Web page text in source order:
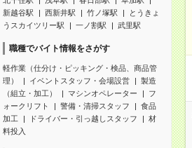
新越谷駅
西新井駅 竹ノ塚駅
とうきょ
うスカイツリー駅
一ノ割駅 武里駅
職種でバイト情報をさがす
軽作業（仕分け・ピッキング・検品、商品管
理）
イベントスタッフ・会場設営
製造
（組立・加工）
マシンオペレーター
フ
ォークリフト
警備・清掃スタッフ
食品
加工
ドライバー・引っ越しスタッフ
材
料投入